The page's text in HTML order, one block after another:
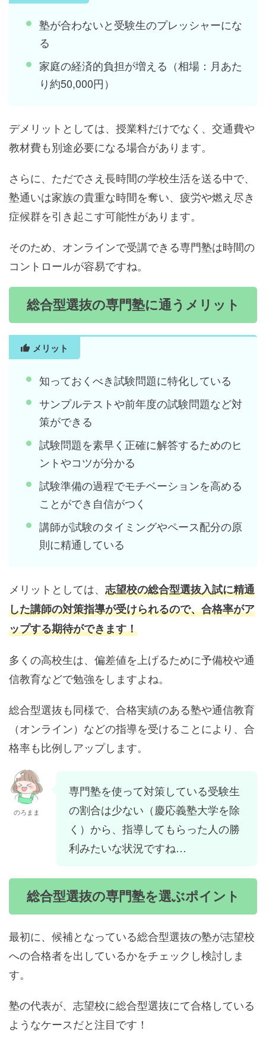
塾が合わないと受験生のプレッシャーにな
る
家庭の経済的負担が増える（相場：月あた
り約50,000円）
デメリットとしては、授業料だけでなく、交通費や
教材費も別途必要になる場合があります。
さらに、ただでさえ長時間の学校生活を送る中で、
塾通いは家族の貴重な時間を奪い、疲労や燃え尽き
症候群を引き起こす可能性があります。
そのため、オンラインで受講できる専門塾は時間の
コントロールが容易ですね。
総合型選抜の専門塾に通うメリット
メリット
知っておくべき試験問題に特化している
サンプルテストや前年度の試験問題など対
策ができる
試験問題を素早く正確に解答するためのヒ
ントやコツが分かる
試験準備の過程でモチベーションを高める
ことができ自信がつく
講師が試験のタイミングやペース配分の原
則に精通している
メリットとしては、 志望校の総合型選抜入試に精通
した講師の対策指導が受けられるので、合格率がア
ップする期待ができます！
多くの高校生は、偏差値を上げるために予備校や通
信教育などで勉強をしますよね。
総合型選抜も同様で、合格実績のある塾や通信教育
（オンライン）などの指導を受けることにより、合
格率も比例しアップします。
のろまま
専門塾を使って対策している受験生
の割合は少ない（慶応義塾大学を除
く）から、指導してもらった人の勝
利みたいな状況ですね…
総合型選抜の専門塾を選ぶポイント
最初に、候補となっている総合型選抜の塾が志望校
への合格者を出しているかをチェックし検討しま
す。
塾の代表が、志望校に総合型選抜にて合格している
ようなケースだと注目です！